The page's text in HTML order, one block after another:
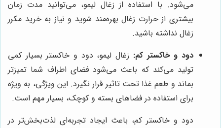
می‌شود. با استفاده از زغال لیمو، می‌توانید مدت زمان
بیشتری از حرارت زغال بهره‌مند شوید و نیاز به خرید مکرر
زغال نداشته باشید.
دود و خاکستر کم: زغال لیمو، دود و خاکستر بسیار کمی
تولید می‌کند که باعث می‌شود فضای اطراف شما تمیزتر
بماند و طعم غذا تحت تاثیر قرار نگیرد. این ویژگی، به ویژه
برای استفاده در فضاهای بسته و کوچک، بسیار مهم است.
دود و خاکستر کم، باعث ایجاد تجربه‌ای لذت‌بخش‌تر در